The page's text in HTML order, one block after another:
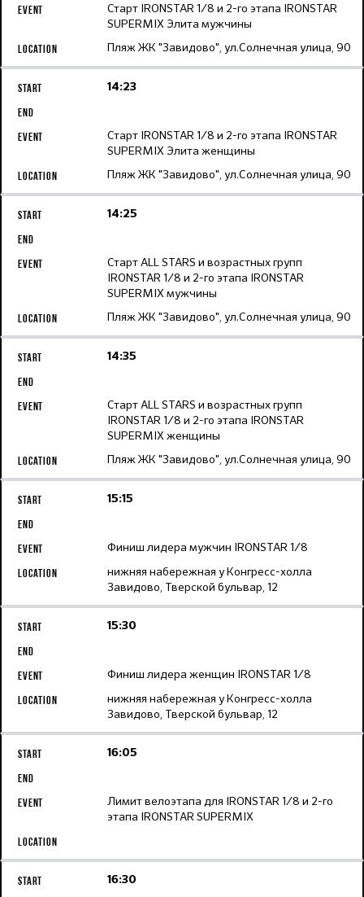
Старт IRONSTAR 1/8 и 2-го этапа IRONSTAR
SUPERMIX Элита мужчины
Пляж ЖК "Завидово", ул.Солнечная улица, 90
14:23
Старт IRONSTAR 1/8 и 2-го этапа IRONSTAR
SUPERMIX Элита женщины
Пляж ЖК "Завидово", ул.Солнечная улица, 90
14:25
Старт ALL STARS и возрастных групп
IRONSTAR 1/8 и 2-го этапа IRONSTAR
SUPERMIX мужчины
Пляж ЖК "Завидово", ул.Солнечная улица, 90
14:35
Старт ALL STARS и возрастных групп
IRONSTAR 1/8 и 2-го этапа IRONSTAR
SUPERMIX женщины
Пляж ЖК "Завидово", ул.Солнечная улица, 90
15:15
Финиш лидера мужчин IRONSTAR 1/8
нижняя набережная у Конгресс-холла
Завидово, Тверской бульвар, 12
15:30
Финиш лидера женщин IRONSTAR 1/8
нижняя набережная у Конгресс-холла
Завидово, Тверской бульвар, 12
16:05
Лимит велоэтапа для IRONSTAR 1/8 и 2-го
этапа IRONSTAR SUPERMIX
16:30